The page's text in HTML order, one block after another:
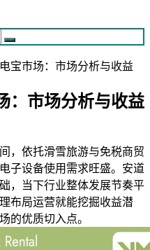
宝市场：市场分析与收益
：市场分析与收益
，依托滑雪旅游与免税商贸
子设备使用需求旺盛。安道
，当下行业整体发展节奏平
布局运营就能挖掘收益潜
的优质切入点。